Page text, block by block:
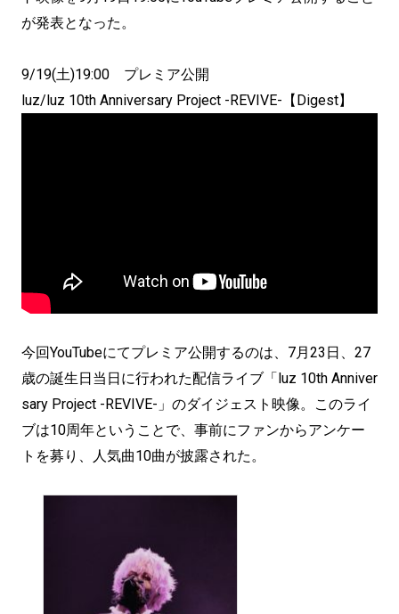
が発表となった。
9/19(土)19:00 プレミア公開
luz/luz 10th Anniversary Project -REVIVE-【Digest】
今回YouTubeにてプレミア公開するのは、7月23日、27
歳の誕生日当日に行われた配信ライブ「luz 10th Anniver
sary Project -REVIVE-」のダイジェスト映像。このライ
ブは10周年ということで、事前にファンからアンケー
トを募り、人気曲10曲が披露された。